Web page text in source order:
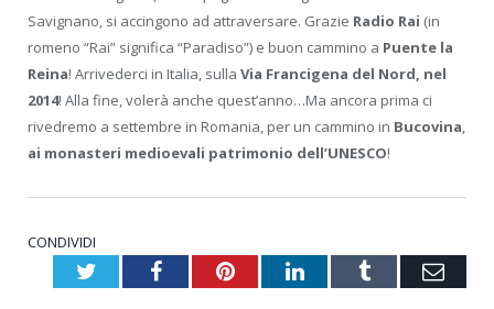
Savignano, si accingono ad attraversare. Grazie Radio Rai (in
romeno “Rai” significa “Paradiso”) e buon cammino a Puente la
Reina! Arrivederci in Italia, sulla Via Francigena del Nord, nel
2014! Alla fine, volerà anche quest’anno…Ma ancora prima ci
rivedremo a settembre in Romania, per un cammino in Bucovina,
ai monasteri medioevali patrimonio dell’UNESCO!
CONDIVIDI
TwitterFacebookPinterestLinkedInTumblr